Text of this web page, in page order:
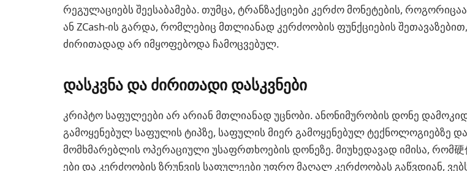
რეგულაციებს შეესაბამება. თუმცა, ტრანზაქციები კერძო მონეტების,
ან ZCash-ის გარდა, რომლებიც მთლიანად კერძოობის ფუნქციების შეთავაზებით,
ძირითადად არ იმყოფებოდა ჩამოცვებულ.
დასკვნა და ძირითადი დასკვნები
კრიპტო საფულეები არ არიან მთლიანად უცნობი. ანონიმურობის დონე
გამოყენებულ საფულის ტიპზე, საფულის მიერ გამოყენებულ ტექნოლოგიებზე და
მომხმარებლის ოპერაციული უსაფრთხოების დონეზე. მიუხედავად იმისა, რომ硬
ები და კერძოობის ზრუნვის საფულეები უფრო მაღალ კერძოობას გაწვდიან,